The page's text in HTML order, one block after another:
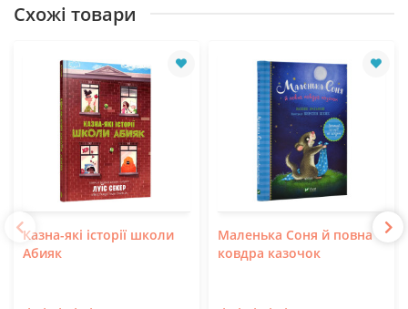
Схожі товари
Казна-які історії школи
Абияк
Маленька Соня й повна
ковдра казочок